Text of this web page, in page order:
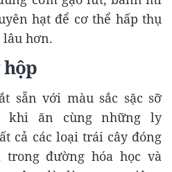
hạt để cơ thể hấp thụ
lâu hơn.
hộp
sẵn với màu sắc sặc sỡ
khi ăn cùng những ly
cả các loại trái cây đóng
trong đường hóa học và